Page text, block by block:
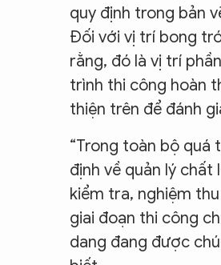
quy định trong bản
Đối với vị trí bong
rằng, đó là vị trí
trình thi công hoàn
thiện trên để đánh
“Trong toàn bộ quá
định về quản lý
kiểm tra, nghiệm
giai đoạn thi công
dang đang được